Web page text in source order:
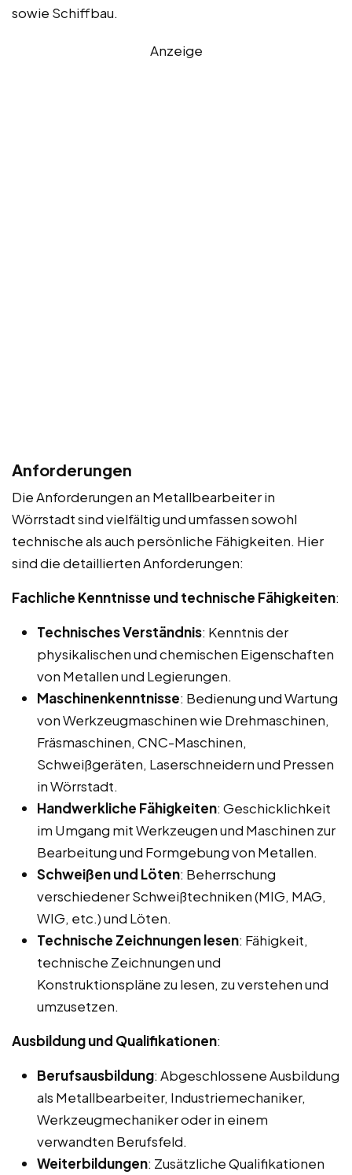
sowie Schiffbau.
Anzeige
Anforderungen
Die Anforderungen an Metallbearbeiter in
Wörrstadt sind vielfältig und umfassen sowohl
technische als auch persönliche Fähigkeiten. Hier
sind die detaillierten Anforderungen:
Fachliche Kenntnisse und technische Fähigkeiten:
Technisches Verständnis: Kenntnis der
physikalischen und chemischen Eigenschaften
von Metallen und Legierungen.
Maschinenkenntnisse: Bedienung und Wartung
von Werkzeugmaschinen wie Drehmaschinen,
Fräsmaschinen, CNC-Maschinen,
Schweißgeräten, Laserschneidern und Pressen
in Wörrstadt.
Handwerkliche Fähigkeiten: Geschicklichkeit
im Umgang mit Werkzeugen und Maschinen zur
Bearbeitung und Formgebung von Metallen.
Schweißen und Löten: Beherrschung
verschiedener Schweißtechniken (MIG, MAG,
WIG, etc.) und Löten.
Technische Zeichnungen lesen: Fähigkeit,
technische Zeichnungen und
Konstruktionspläne zu lesen, zu verstehen und
umzusetzen.
Ausbildung und Qualifikationen:
Berufsausbildung: Abgeschlossene Ausbildung
als Metallbearbeiter, Industriemechaniker,
Werkzeugmechaniker oder in einem
verwandten Berufsfeld.
Weiterbildungen: Zusätzliche Qualifikationen